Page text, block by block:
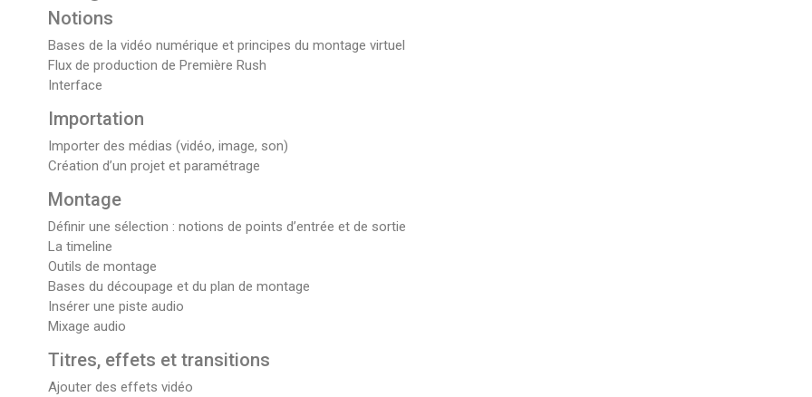
Notions
Bases de la vidéo numérique et principes du montage virtuel
Flux de production de Première Rush
Interface
Importation
Importer des médias (vidéo, image, son)
Création d’un projet et paramétrage
Montage
Définir une sélection : notions de points d’entrée et de sortie
La timeline
Outils de montage
Bases du découpage et du plan de montage
Insérer une piste audio
Mixage audio
Titres, effets et transitions
Ajouter des effets vidéo